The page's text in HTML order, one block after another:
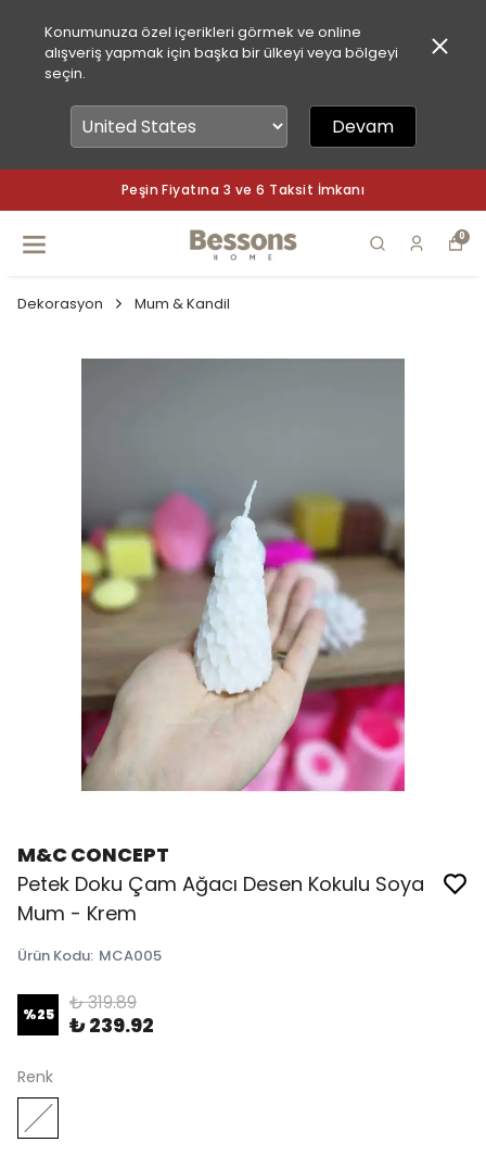
Konumunuza özel içerikleri görmek ve online
alışveriş yapmak için başka bir ülkeyi veya bölgeyi
seçin.
Devam
ve 6 Taksit İmkanı
0
Dekorasyon Mum & Kandil
M&C CONCEPT
Petek Doku Çam Ağacı Desen Kokulu Soya
Mum - Krem
Ürün Kodu: MCA005
%25 ₺ 319.89
₺ 239.92
Renk